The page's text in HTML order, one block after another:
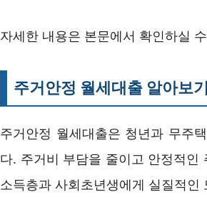
자세한 내용은 본문에서 확인하실
주거안정 월세대출 알아보기
주거안정 월세대출은 청년과 무주
다. 주거비 부담을 줄이고 안정적
소득층과 사회초년생에게 실질적인